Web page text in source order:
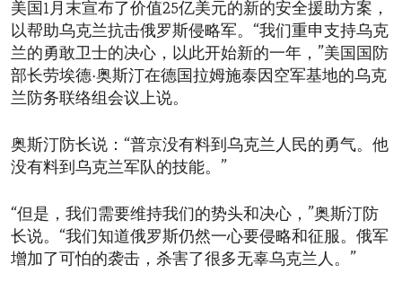
美国1月末宣布了价值25亿美元的新的安全援助方案，
以帮助乌克兰抗击俄罗斯侵略军。“我们重申支持乌克
兰的勇敢卫士的决心，以此开始新的一年，”美国国防
部长劳埃德·奥斯汀在德国拉姆施泰因空军基地的乌克
兰防务联络组会议上说。
奥斯汀防长说：“普京没有料到乌克兰人民的勇气。他
没有料到乌克兰军队的技能。”
“但是，我们需要维持我们的势头和决心，”奥斯汀防
长说。“我们知道俄罗斯仍然一心要侵略和征服。俄军
增加了可怕的袭击，杀害了很多无辜乌克兰人。”